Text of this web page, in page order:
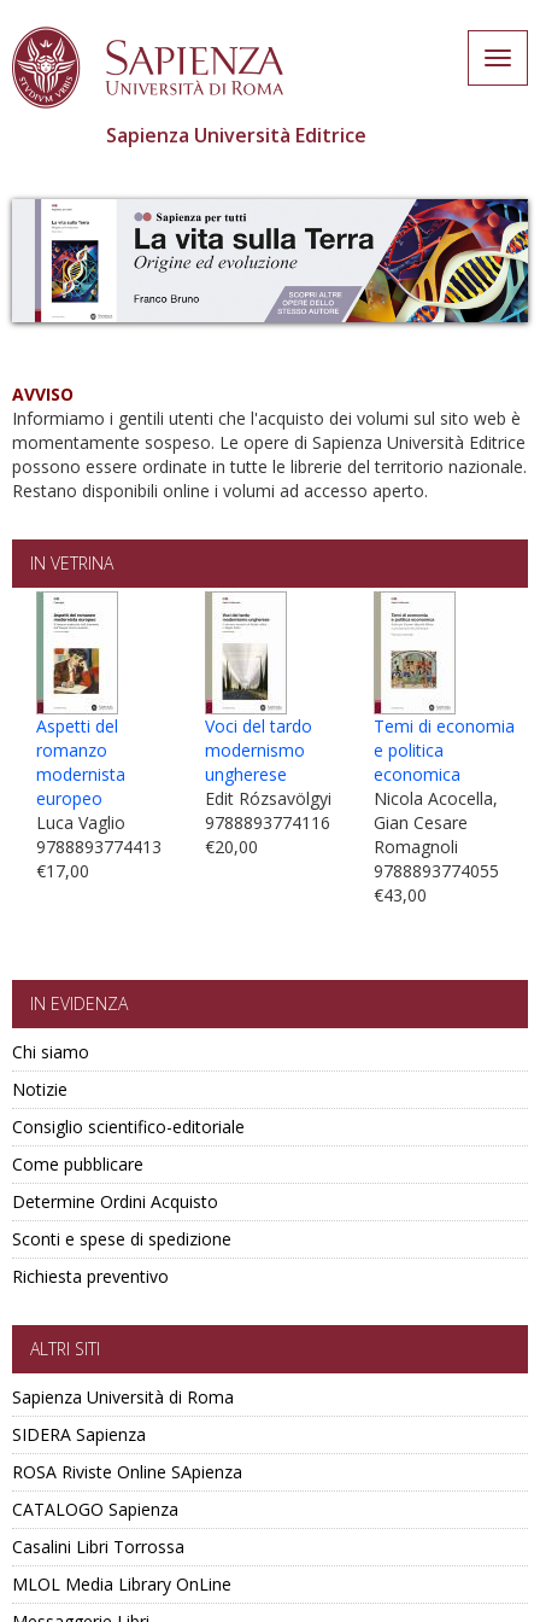
al
contenuto
principale
Sapienza Università Editrice
AVVISO
Informiamo i gentili utenti che l'acquisto dei volumi sul sito web è
momentamente sospeso. Le opere di Sapienza Università Editrice
possono essere ordinate in tutte le librerie del territorio nazionale.
Restano disponibili online i volumi ad accesso aperto.
IN VETRINA
Aspetti del
romanzo
modernista
europeo
Luca Vaglio
9788893774413
€17,00
Voci del tardo
modernismo
ungherese
Edit Rózsavölgyi
9788893774116
€20,00
Temi di economia
e politica
economica
Nicola Acocella,
Gian Cesare
Romagnoli
9788893774055
€43,00
IN EVIDENZA
Chi siamo
Notizie
Consiglio scientifico-editoriale
Come pubblicare
Determine Ordini Acquisto
Sconti e spese di spedizione
Richiesta preventivo
ALTRI SITI
Sapienza Università di Roma
SIDERA Sapienza
ROSA Riviste Online SApienza
CATALOGO Sapienza
Casalini Libri Torrossa
MLOL Media Library OnLine